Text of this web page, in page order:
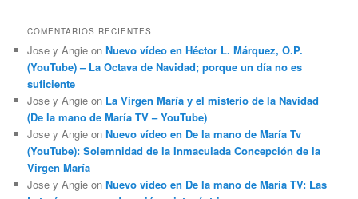
COMENTARIOS RECIENTES
Jose y Angie onNuevo vídeo en Héctor L. Márquez, O.P.
(YouTube) – La Octava de Navidad; porque un día no es
suficiente
Jose y Angie on La Virgen María y el misterio de la Navidad
(De la mano de María TV – YouTube)
Jose y Angie onNuevo vídeo en De la mano de María Tv
(YouTube): Solemnidad de la Inmaculada Concepción de la
Virgen María
Jose y Angie onNuevo vídeo en De la mano de María TV: Las